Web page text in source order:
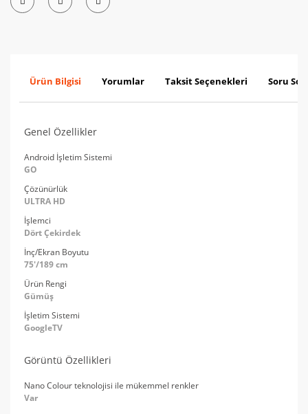
Ürün Bilgisi Yorumlar Taksit Seçenekleri Soru
Genel Özellikler
Android İşletim Sistemi
GO
Çözünürlük
ULTRA HD
İşlemci
Dört Çekirdek
İnç/Ekran Boyutu
75'/189 cm
Ürün Rengi
Gümüş
İşletim Sistemi
GoogleTV
Görüntü Özellikleri
Nano Colour teknolojisi ile mükemmel renkler
Var